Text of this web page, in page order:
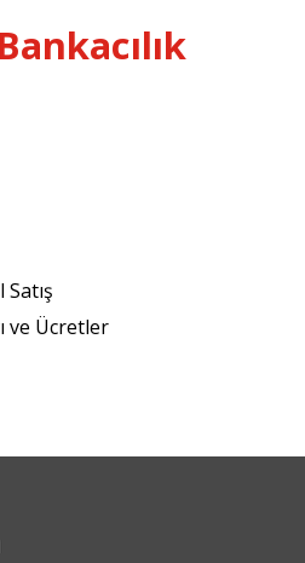
ve Ücretler